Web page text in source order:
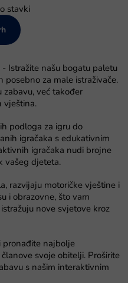
stavki
Istražite našu bogatu paletu
za male istraživače.
zabavu, već također
vještina.
podloga za igru do
igračaka s edukativnim
igračaka nudi brojne
vašeg djeteta.
razvijaju motoričke vještine i
i obrazovne, što vam
nove svjetove kroz
pronađite najbolje
svoje obitelji. Proširite
s našim interaktivnim